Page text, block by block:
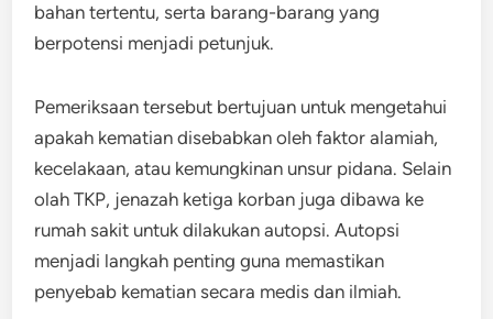
bahan tertentu, serta barang-barang yang
berpotensi menjadi petunjuk.
Pemeriksaan tersebut bertujuan untuk mengetahui
apakah kematian disebabkan oleh faktor alamiah,
kecelakaan, atau kemungkinan unsur pidana. Selain
olah TKP, jenazah ketiga korban juga dibawa ke
rumah sakit untuk dilakukan autopsi. Autopsi
menjadi langkah penting guna memastikan
penyebab kematian secara medis dan ilmiah.